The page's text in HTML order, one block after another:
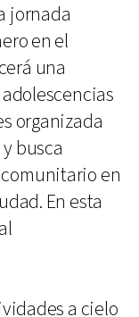
jornada
en el
una
organizada
busca
en
En esta
a cielo